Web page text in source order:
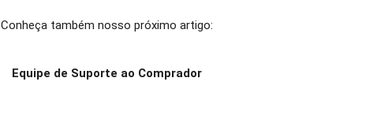
Conheça também nosso próximo artigo:
Equipe de Suporte ao Comprador